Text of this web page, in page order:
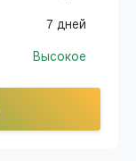
7 дней
Высокое